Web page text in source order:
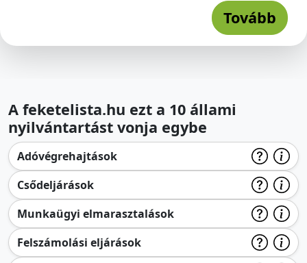
Tovább
A feketelista.hu ezt a 10 állami
nyilvántartást vonja egybe
Adóvégrehajtások
Csődeljárások
Munkaügyi elmarasztalások
Felszámolási eljárások